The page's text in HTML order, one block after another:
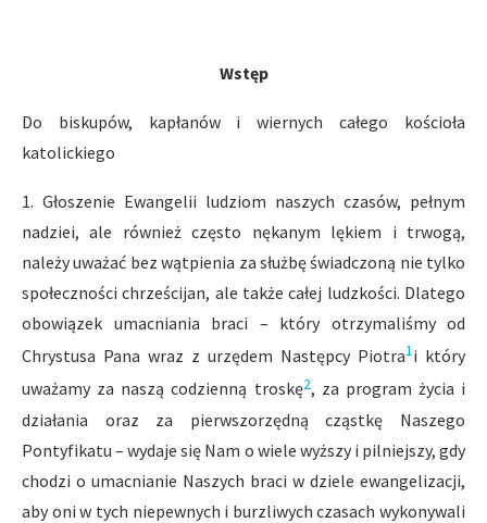
Wstęp
Do biskupów, kapłanów i wiernych całego kościoła
katolickiego
1. Głoszenie Ewangelii ludziom naszych czasów, pełnym
nadziei, ale również często nękanym lękiem i trwogą,
należy uważać bez wątpienia za służbę świadczoną nie tylko
społeczności chrześcijan, ale także całej ludzkości. Dlatego
obowiązek umacniania braci – który otrzymaliśmy od
Chrystusa Pana wraz z urzędem Następcy Piotra1i który
uważamy za naszą codzienną troskę2, za program życia i
działania oraz za pierwszorzędną cząstkę Naszego
Pontyfikatu – wydaje się Nam o wiele wyższy i pilniejszy, gdy
chodzi o umacnianie Naszych braci w dziele ewangelizacji,
aby oni w tych niepewnych i burzliwych czasach wykonywali